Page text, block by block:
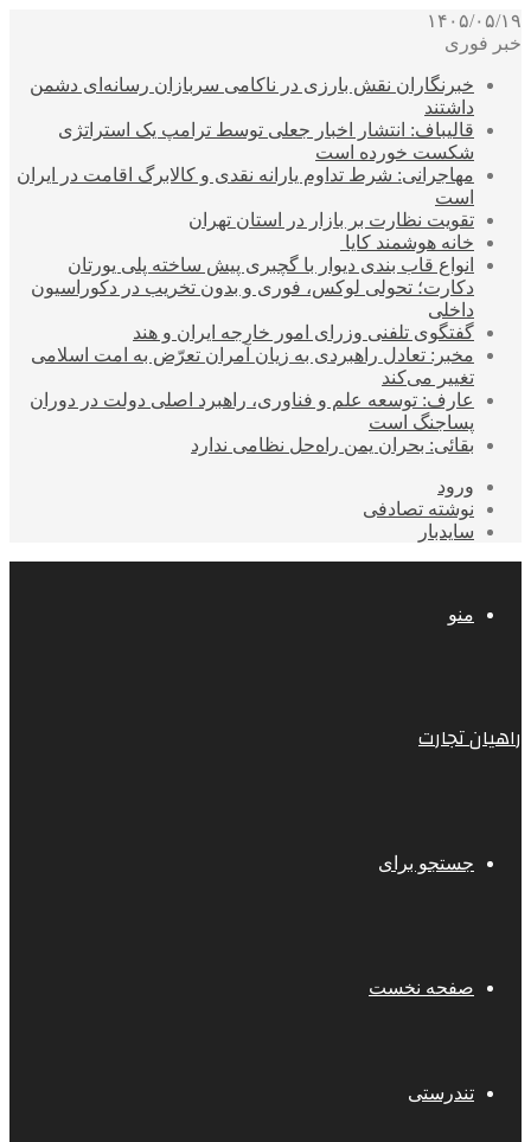
۱۴۰۵/۰۵/۱۹
خبر فوری
خبرنگاران نقش بارزی در ناکامی سربازان رسانه‌ای دشمن
داشتند
قالیباف: انتشار اخبار جعلی توسط ترامپ یک استراتژی
شکست خورده است
مهاجرانی: شرط تداوم یارانه نقدی و کالابرگ اقامت در ایران
است
تقویت نظارت بر بازار در استان تهران
خانه هوشمند کایا
انواع قاب بندی دیوار با گچبری پیش ساخته پلی یورتان
دکارت؛ تحولی لوکس، فوری و بدون تخریب در دکوراسیون
داخلی
گفتگوی تلفنی وزرای امور خارجه ایران و هند
مخبر: تعادل راهبردی به زیان آمران تعرّض به امت اسلامی
تغییر می‌کند
عارف: توسعه علم و فناوری، راهبرد اصلی دولت در دوران
پساجنگ است
بقائی: بحران یمن راه‌حل نظامی ندارد
ورود
نوشته تصادفی
سایدبار
منو
راهیان تجارت
جستجو برای
صفحه نخست
تندرستی